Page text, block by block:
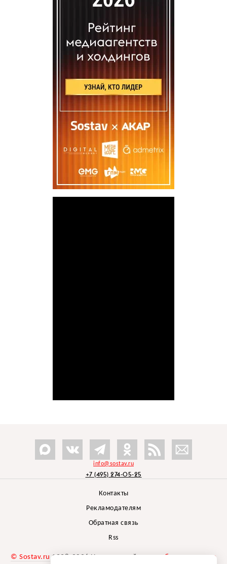
info@sostav.ru
+7 (495) 274-05-25
Контакты
Рекламодателям
Обратная связь
Rss
© Sostav.ru 1998-2026 Независимый проектбрендингового